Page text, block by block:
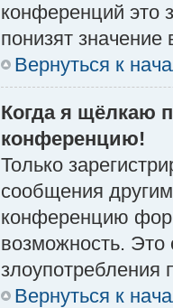
конференций это
понизят
Вернуться к
Когда я щёлкаю
конференцию!
Только
сообщения
конференцию
возможность. Это
злоупотребления
Вернуться к